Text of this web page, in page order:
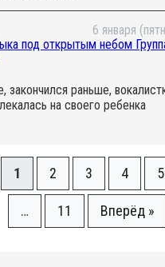
6 января
под открытым небом
закончился раньше,
на своего ребенка
1 2 3 4 5
… 11 Вперёд »